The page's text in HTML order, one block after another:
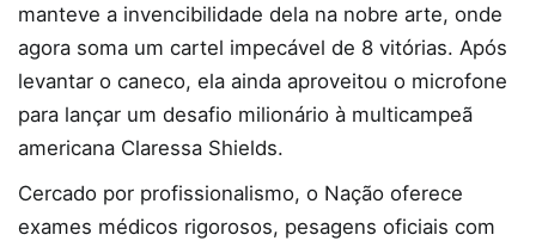
manteve a invencibilidade dela na nobre arte, onde
agora soma um cartel impecável de 8 vitórias. Após
levantar o caneco, ela ainda aproveitou o microfone
para lançar um desafio milionário à multicampeã
americana Claressa Shields.
Cercado por profissionalismo, o Nação oferece
exames médicos rigorosos, pesagens oficiais com